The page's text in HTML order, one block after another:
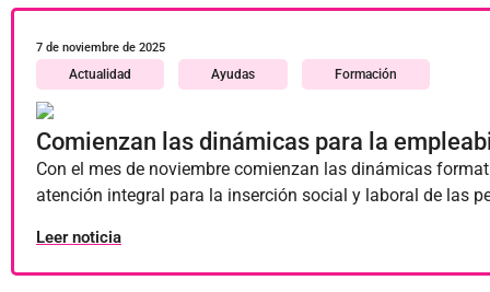
7 de noviembre de 2025
Actualidad Ayudas Formación
Comienzan las dinámicas para la
Con el mes de noviembre comienzan las dinámicas
atención integral para la inserción social y laboral de las
Leer noticia